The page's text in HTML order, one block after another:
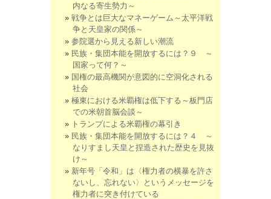
内なる寄生勢力～
戦争とは巨大なマネーゲーム～太平洋戦
争と天皇家の関係～
参院選から見える新しい潮流
民族・集団本能を開放するには？９ ～
国家って何？～
国権の最高機関が意図的に空洞化される
社会
極東における米覇権は低下する～板門店
での米朝首脳会談～
トランプによる米覇権の幕引き
民族・集団本能を開放するには？４ ～
なりすまし天皇と捏造された歴史を見抜
け～
新年号「令和」は〈権力者の横暴を許さ
ないし、忘れない〉というメッセージを
権力者に突き付けている